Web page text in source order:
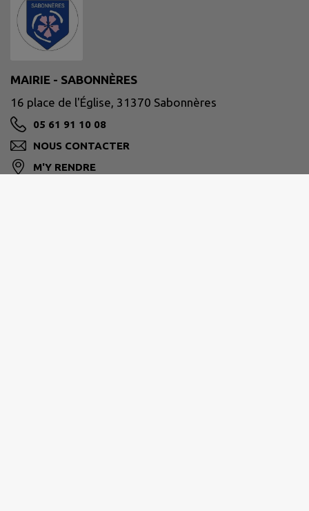
MAIRIE - SABONNÈRES
16 place de l'Église, 31370 Sabonnères
05 61 91 10 08
NOUS CONTACTER
M'Y RENDRE